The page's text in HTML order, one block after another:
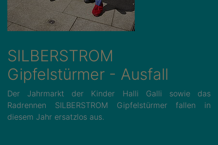
SILBERSTROM
Gipfelstürmer - Ausfall
Der Jahrmarkt der Kinder Halli Galli sowie das
Radrennen SILBERSTROM Gipfelstürmer fallen in
diesem Jahr ersatzlos aus.